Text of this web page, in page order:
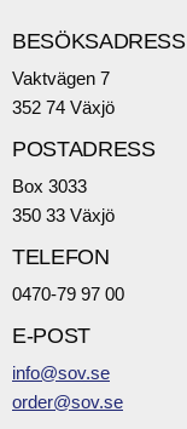
BESÖKSADRESS
Vaktvägen 7
352 74 Växjö
POSTADRESS
Box 3033
350 33 Växjö
TELEFON
0470-79 97 00
E-POST
info@sov.se
order@sov.se